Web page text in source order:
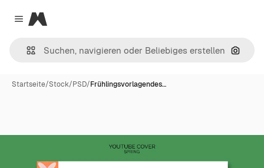
Close menu
Magnific
Nach
Startseite/Stock/PSD/Frühlingsvorlagendes…